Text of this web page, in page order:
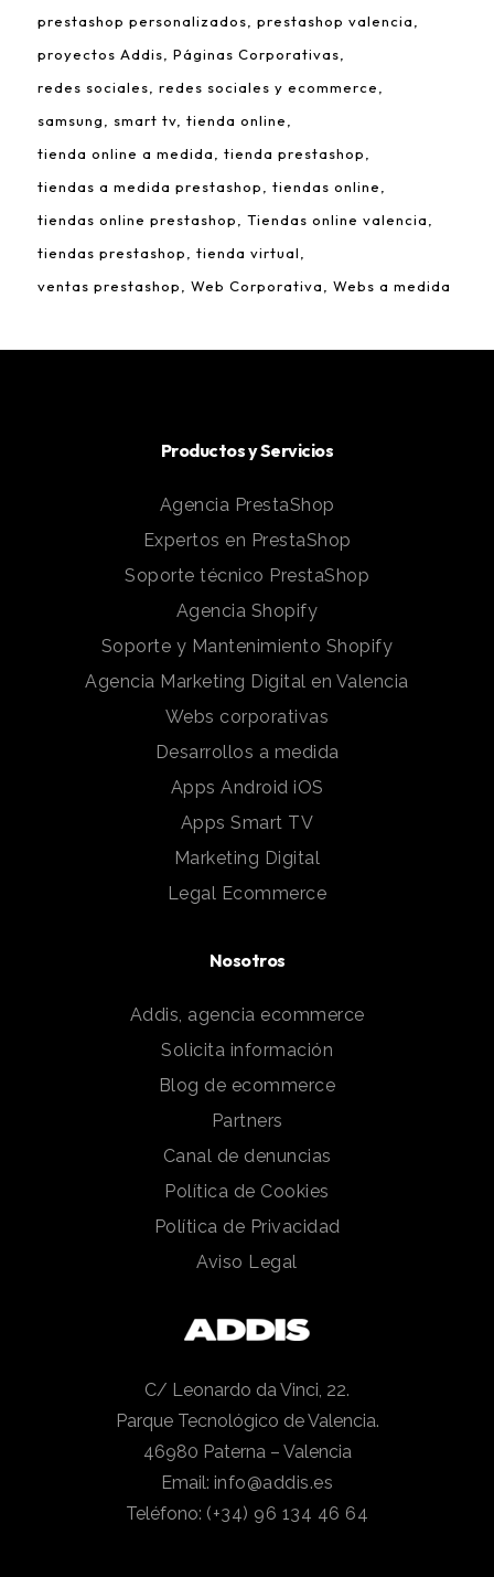
prestashop personalizados
prestashop valencia
proyectos Addis
Páginas Corporativas
redes sociales
redes sociales y ecommerce
samsung
smart tv tienda online
tienda online a medida
tienda prestashop
tiendas a medida prestashop
tiendas online
tiendas online prestashop
Tiendas online valencia
tiendas prestashop
tienda virtual
ventas prestashop
Web Corporativa Webs a medida
Productos y Servicios
Agencia PrestaShop
Expertos en PrestaShop
Soporte técnico PrestaShop
Agencia Shopify
Soporte y Mantenimiento Shopify
Agencia Marketing Digital en Valencia
Webs corporativas
Desarrollos a medida
Apps Android iOS
Apps Smart TV
Marketing Digital
Legal Ecommerce
Nosotros
Addis, agencia ecommerce
Solicita información
Blog de ecommerce
Partners
Canal de denuncias
Política de Cookies
Política de Privacidad
Aviso Legal
C/ Leonardo da Vinci, 22.
Parque Tecnológico de Valencia.
46980 Paterna – Valencia
Email: info@addis.es
Teléfono: (+34) 96 134 46 64